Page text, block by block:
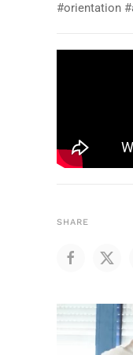
#orientation
SHARE